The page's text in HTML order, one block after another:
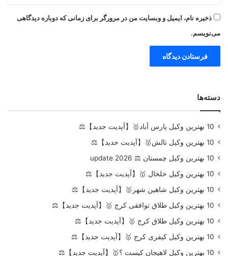
ذخیره نام، ایمیل و وبسایت من در مرورگر برای زمانی که دوباره دیدگاهی
می‌نویسم.
دسته‌ها
10 بهترین وکیل پارس آباد🥇【آپدیت جدید】⚖️
10 بهترین وکیل تالش🥇【آپدیت جدید】⚖️
10 بهترین وکیل چمستان ⚖️ update 2026
10 بهترین وکیل خلخال 🥇【آپدیت جدید】⚖️
10 بهترین وکیل شاهین شهر🥇【آپدیت جدید】⚖️
10 بهترین وکیل طلاق توافقی کرج 🥇【آپدیت جدید】⚖️
10 بهترین وکیل طلاق کرج 🥇【آپدیت جدید】⚖️
10 بهترین وکیل کیفری کرج 🥇【آپدیت جدید】⚖️
10 بهترین وکیل لاهیجان کیست ؟🥇【آپدیت جدید】⚖️